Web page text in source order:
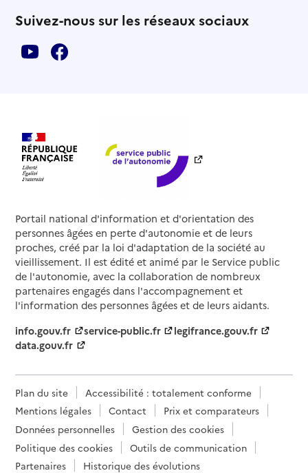
Suivez-nous sur les réseaux sociaux
Portail national d'information et d'orientation des
personnes âgées en perte d'autonomie et de leurs
proches, créé par la loi d'adaptation de la société au
vieillissement. Il est édité et animé par le Service public
de l'autonomie, avec la collaboration de nombreux
partenaires engagés dans l'accompagnement et
l'information des personnes âgées et de leurs aidants.
info.gouv.fr
service-public.fr
legifrance.gouv.fr
data.gouv.fr
Plan du site
Accessibilité : totalement conforme
Mentions légales
Contact
Prix et comparateurs
Données personnelles
Gestion des cookies
Politique des cookies
Outils de communication
Partenaires
Historique des évolutions